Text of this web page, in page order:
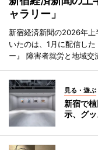
ャラリー」
新宿経済新聞の2026年上
いたのは、1月に配信し
ー』 障害者就労と地域交
見る・遊ぶ
新宿で
示、グ